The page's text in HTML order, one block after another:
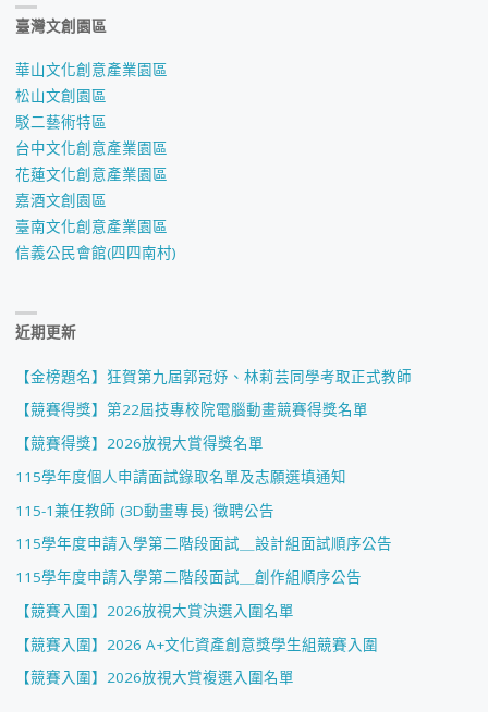
臺灣文創園區
華山文化創意產業園區
松山文創園區
駁二藝術特區
台中文化創意產業園區
花蓮文化創意產業園區
嘉酒文創園區
臺南文化創意產業園區
信義公民會館(四四南村)
近期更新
【金榜題名】狂賀第九屆郭冠妤、林莉芸同學考取正式教師
【競賽得獎】第22屆技專校院電腦動畫競賽得獎名單
【競賽得獎】2026放視大賞得獎名單
115學年度個人申請面試錄取名單及志願選填通知
115-1兼任教師 (3D動畫專長) 徵聘公告
115學年度申請入學第二階段面試＿設計組面試順序公告
115學年度申請入學第二階段面試＿創作組順序公告
【競賽入圍】2026放視大賞決選入圍名單
【競賽入圍】2026 A+文化資產創意獎學生組競賽入圍
【競賽入圍】2026放視大賞複選入圍名單